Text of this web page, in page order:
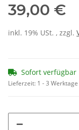
39,00 €
inkl. 19% USt. , zzgl.
Sofort verfügbar
Lieferzeit: 1 - 3 Werktage